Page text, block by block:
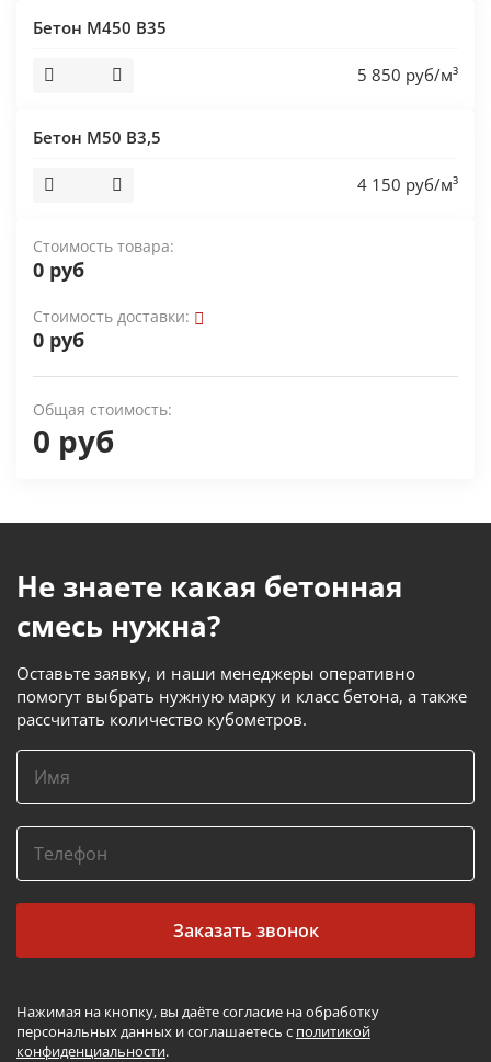
Бетон М450 В35
5 850 руб/м³
Бетон М50 В3,5
4 150 руб/м³
Стоимость товара:
0 руб
Стоимость доставки:
0 руб
Общая стоимость:
0 руб
Не знаете какая бетонная
смесь нужна?
Оставьте заявку, и наши менеджеры оперативно
помогут выбрать нужную марку и класс бетона, а также
рассчитать количество кубометров.
Заказать звонок
Нажимая на кнопку, вы даёте согласие на обработку
персональных данных и соглашаетесь с политикой
конфиденциальности.